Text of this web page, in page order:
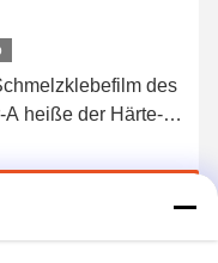
des
A heiße der Härte-